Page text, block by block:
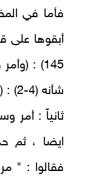
فأما في
145) :
شأنه (4-2) : (ولا تاكلوا أموالهم الى أموالكم ).
ثانياً : أمر
ايضا ، ثم
فقالوا : "